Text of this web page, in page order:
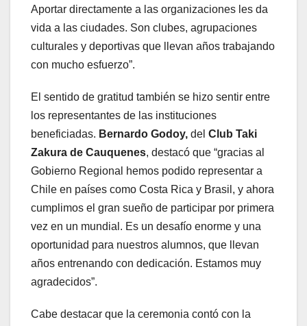
Aportar directamente a las organizaciones les da
vida a las ciudades. Son clubes, agrupaciones
culturales y deportivas que llevan años trabajando
con mucho esfuerzo”.
El sentido de gratitud también se hizo sentir entre
los representantes de las instituciones
beneficiadas. Bernardo Godoy, del Club Taki
Zakura de Cauquenes, destacó que “gracias al
Gobierno Regional hemos podido representar a
Chile en países como Costa Rica y Brasil, y ahora
cumplimos el gran sueño de participar por primera
vez en un mundial. Es un desafío enorme y una
oportunidad para nuestros alumnos, que llevan
años entrenando con dedicación. Estamos muy
agradecidos”.
Cabe destacar que la ceremonia contó con la